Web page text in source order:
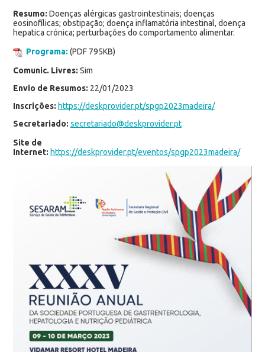
Resumo: Doenças alérgicas gastrointestinais; doenças
eosinofílicas; obstipação; doença inflamatória intestinal, doença
hepatica crónica; perturbações do comportamento alimentar.
Programa: (PDF 795KB)
Comunic. Livres: Sim
Envio de Resumos: 22/01/2023
Inscrições: https://deskprovider.pt/spgp2023madeira/
Secretariado: secretariado@deskprovider.pt
Site de
Internet: https://deskprovider.pt/eventos/spgp2023madeira/